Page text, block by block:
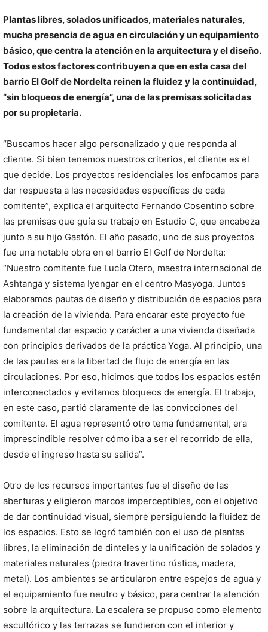
Plantas libres, solados unificados, materiales naturales,
mucha presencia de agua en circulación y un equipamiento
básico, que centra la atención en la arquitectura y el diseño.
Todos estos factores contribuyen a que en esta casa del
barrio El Golf de Nordelta reinen la fluidez y la continuidad,
“sin bloqueos de energía”, una de las premisas solicitadas
por su propietaria.
“Buscamos hacer algo personalizado y que responda al
cliente. Si bien tenemos nuestros criterios, el cliente es el
que decide. Los proyectos residenciales los enfocamos para
dar respuesta a las necesidades específicas de cada
comitente”, explica el arquitecto Fernando Cosentino sobre
las premisas que guía su trabajo en Estudio C, que encabeza
junto a su hijo Gastón. El año pasado, uno de sus proyectos
fue una notable obra en el barrio El Golf de Nordelta:
“Nuestro comitente fue Lucía Otero, maestra internacional de
Ashtanga y sistema Iyengar en el centro Masyoga. Juntos
elaboramos pautas de diseño y distribución de espacios para
la creación de la vivienda. Para encarar este proyecto fue
fundamental dar espacio y carácter a una vivienda diseñada
con principios derivados de la práctica Yoga. Al principio, una
de las pautas era la libertad de flujo de energía en las
circulaciones. Por eso, hicimos que todos los espacios estén
interconectados y evitamos bloqueos de energía. El trabajo,
en este caso, partió claramente de las convicciones del
comitente. El agua representó otro tema fundamental, era
imprescindible resolver cómo iba a ser el recorrido de ella,
desde el ingreso hasta su salida”.
Otro de los recursos importantes fue el diseño de las
aberturas y eligieron marcos imperceptibles, con el objetivo
de dar continuidad visual, siempre persiguiendo la fluidez de
los espacios. Esto se logró también con el uso de plantas
libres, la eliminación de dinteles y la unificación de solados y
materiales naturales (piedra travertino rústica, madera,
metal). Los ambientes se articularon entre espejos de agua y
el equipamiento fue neutro y básico, para centrar la atención
sobre la arquitectura. La escalera se propuso como elemento
escultórico y las terrazas se fundieron con el interior y